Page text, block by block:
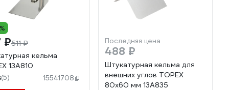
₽511 ₽
кельма
13A810
(5) 15541708
Последняя цена
488 ₽
Штукатурная кельма для
внешних углов TOPEX
80x60 мм 13A835